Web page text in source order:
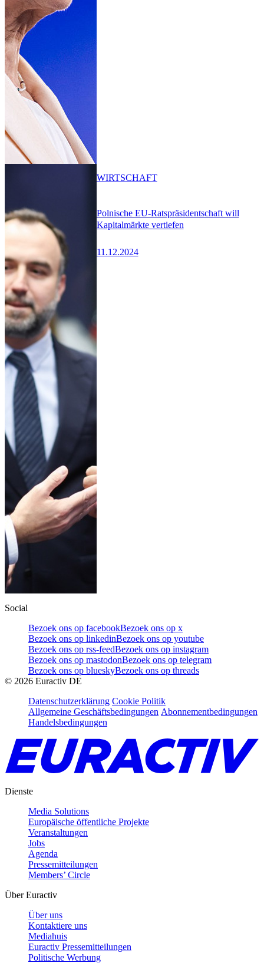
Polnische EU-Ratspräsidentschaft will
Kapitalmärkte vertiefen
11.12.2024
WIRTSCHAFT
Social
Bezoek ons op facebookBezoek ons op x
Bezoek ons op linkedinBezoek ons op youtube
Bezoek ons op rss-feedBezoek ons op instagram
Bezoek ons op mastodonBezoek ons op telegram
Bezoek ons op blueskyBezoek ons op threads
© 2026 Euractiv DE
Datenschutzerklärung Cookie Politik
Allgemeine Geschäftsbedingungen Abonnementbedingungen
Handelsbedingungen
Dienste
Media Solutions
Europäische öffentliche Projekte
Veranstaltungen
Jobs
Agenda
Pressemitteilungen
Members’ Circle
Über Euractiv
Über uns
Kontaktiere uns
Mediahuis
Euractiv Pressemitteilungen
Politische Werbung